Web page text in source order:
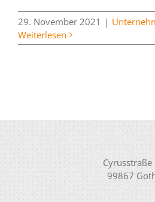
29. November 2021 |
Weiterlesen
Cyrusstraße
99867